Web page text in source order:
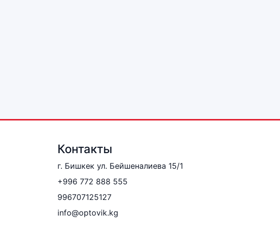
Контакты
г. Бишкек ул. Бейшеналиева 15/1
+996 772 888 555
996707125127
info@optovik.kg